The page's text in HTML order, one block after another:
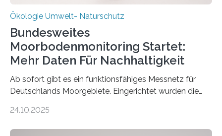
Ökologie Umwelt- Naturschutz
Bundesweites
Moorbodenmonitoring Startet:
Mehr Daten Für Nachhaltigkeit
Ab sofort gibt es ein funktionsfähiges Messnetz für
Deutschlands Moorgebiete. Eingerichtet wurden die
vergangenen fünf Jahren von Wissenschaftlerinnen
24.10.2025